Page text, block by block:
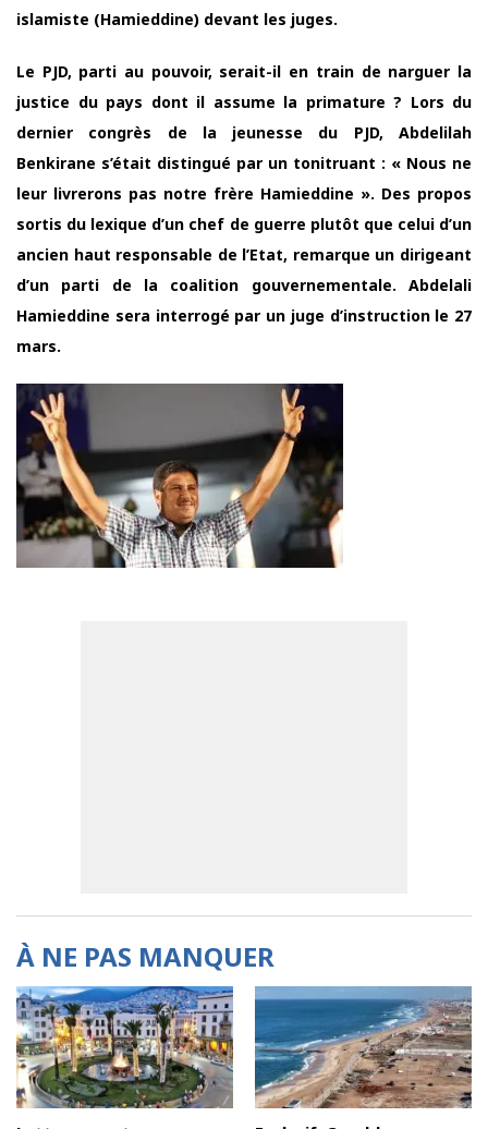
islamiste (Hamieddine) devant les juges.
Le PJD, parti au pouvoir, serait-il en train de narguer la
justice du pays dont il assume la primature ? Lors du
dernier congrès de la jeunesse du PJD, Abdelilah
Benkirane s’était distingué par un tonitruant : « Nous ne
leur livrerons pas notre frère Hamieddine ». Des propos
sortis du lexique d’un chef de guerre plutôt que celui d’un
ancien haut responsable de l’Etat, remarque un dirigeant
d’un parti de la coalition gouvernementale. Abdelali
Hamieddine sera interrogé par un juge d’instruction le 27
mars.
À NE PAS MANQUER